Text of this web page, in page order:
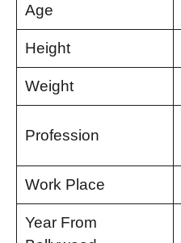
Age
Height
Weight
Profession
Work Place
Year From